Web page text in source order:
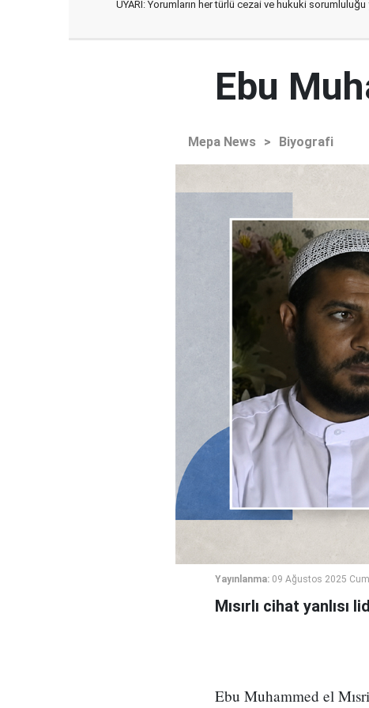
UYARI: Yorumların her türlü cezai ve hukuki
Ebu
Mepa News > Biyografi
Yayınlanma: 09 Ağustos 2025
Mısırlı cihat yanlısı
Ebu Muhammed el